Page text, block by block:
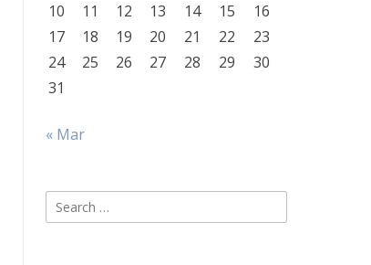
10
11 12 13 14 15
16
17
18 19 20 21 22
23
24
25 26 27 28 29
30
31
« Mar
Search
for: